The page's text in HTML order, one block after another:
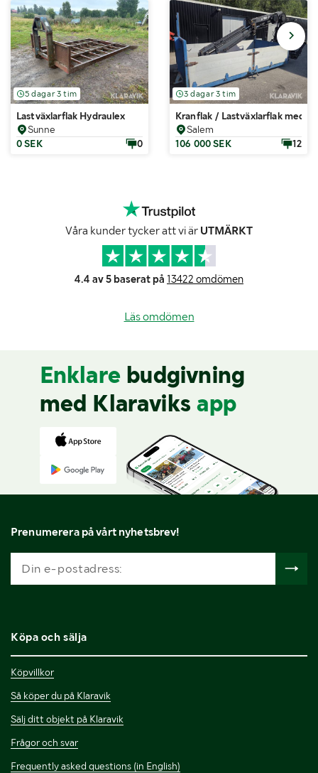
5 dagar 3 tim
Lastväxlarflak Hydraulex
Sunne
0 SEK
0
3 dagar 3 tim
Kranflak / Lastväxlarflak med
Salem
106 000 SEK
12
Våra kunder tycker att vi är UTMÄRKT
4.4 av 5 baserat på 13422 omdömen
Läs omdömen
Enklare budgivning
med Klaraviks app
Prenumerera på vårt nyhetsbrev!
Köpa och sälja
Köpvillkor
Så köper du på Klaravik
Sälj ditt objekt på Klaravik
Frågor och svar
Frequently asked questions (in English)